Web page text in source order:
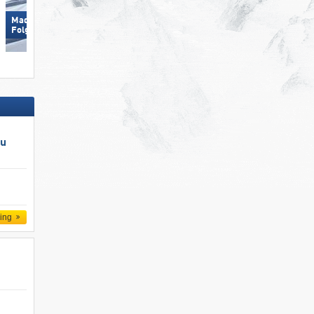
Madonna di Campiglio/​Pinzolo/​
Folgàrida/​Marilleva
Arosa Lenzerheide